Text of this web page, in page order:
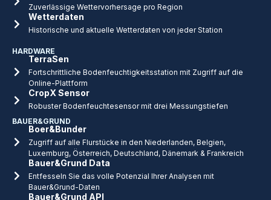
Zuverlässige Wettervorhersage pro Region
Wetterdaten
Historische und aktuelle Wetterdaten von jeder Station
HARDWARE
TerraSen
Fortschrittliche Bodenfeuchtigkeitsstation mit Zugriff auf die
Online-Plattform
CropX Sensor
Robuster Bodenfeuchtesensor mit drei Messungstiefen
BAUER&GRUND
Boer&Bunder
Zugriff auf alle Flurstücke in den Niederlanden, Belgien,
Luxemburg, Österreich, Deutschland, Dänemark & Frankreich
Bauer&Grund Data
Entfesseln Sie das volle Potenzial Ihrer Analysen mit
Bauer&Grund-Daten
Bauer&Grund API